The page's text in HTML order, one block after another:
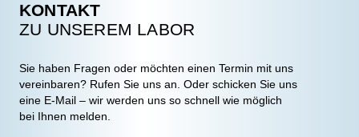
KONTAKT
ZU UNSEREM LABOR
Sie haben Fragen oder möchten einen Termin mit uns
vereinbaren? Rufen Sie uns an. Oder schicken Sie uns
eine E-Mail – wir werden uns so schnell wie möglich
bei Ihnen melden.